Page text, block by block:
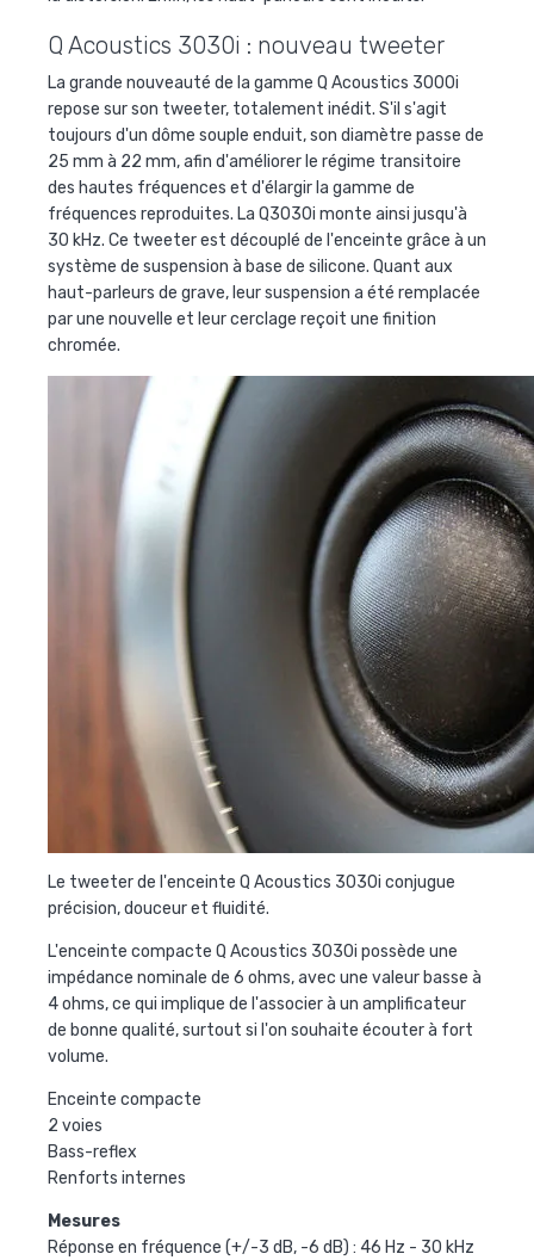
Q Acoustics 3030i : nouveau tweeter
La grande nouveauté de la gamme Q Acoustics 3000i
repose sur son tweeter, totalement inédit. S'il s'agit
toujours d'un dôme souple enduit, son diamètre passe de
25 mm à 22 mm, afin d'améliorer le régime transitoire
des hautes fréquences et d'élargir la gamme de
fréquences reproduites. La Q3030i monte ainsi jusqu'à
30 kHz. Ce tweeter est découplé de l'enceinte grâce à un
système de suspension à base de silicone. Quant aux
haut-parleurs de grave, leur suspension a été remplacée
par une nouvelle et leur cerclage reçoit une finition
chromée.
Le tweeter de l'enceinte Q Acoustics 3030i conjugue
précision, douceur et fluidité.
L'enceinte compacte Q Acoustics 3030i possède une
impédance nominale de 6 ohms, avec une valeur basse à
4 ohms, ce qui implique de l'associer à un amplificateur
de bonne qualité, surtout si l'on souhaite écouter à fort
volume.
Enceinte compacte
2 voies
Bass-reflex
Renforts internes
Mesures
Réponse en fréquence (+/-3 dB, -6 dB) : 46 Hz - 30 kHz